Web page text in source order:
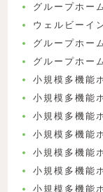
グループホー
ウェルビーイ
グループホー
グループホー
小規模多機能
小規模多機能
小規模多機能
小規模多機能
小規模多機能
小規模多機能
小規模多機能